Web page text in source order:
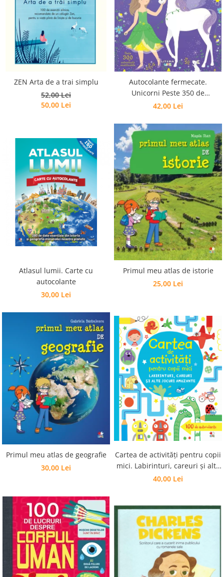
Reviste
Știință si natură
Vârstă
10+ ani
toate vârstele
Editura Univers
Cera
Editura Aramis
Editura Arthur
Editura Bookzone
Editura Cartemma
Editura Casa
Editura Corint
Editura Frontiera
Editura Gama
Editura Kreativ
Editura Litera
Editura Lizuka Educativ
Editura Nemira
Editura Nomina
Editura Pandora M
Editura Portocala Albastră
Editura Scriptum
Editura Sophia
Editura Vellant
Editura Verba
ZEN Arta de a trai simplu
52,00 Lei
50,00 Lei
Autocolante fermecate.
Unicorni Peste 350 de
autocolante reutilizabile
42,00 Lei
Atlasul lumii. Carte cu
autocolante
30,00 Lei
Primul meu atlas de istorie
25,00 Lei
Primul meu atlas de geografie
30,00 Lei
Cartea de activități pentru copii
mici. Labirinturi, careuri și alte
jocuri amuzante
40,00 Lei